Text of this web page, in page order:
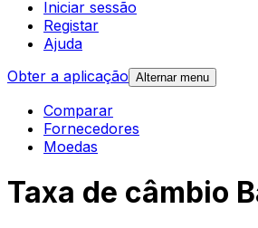
Iniciar sessão
Registar
Ajuda
Obter a aplicação Alternar menu
Comparar
Fornecedores
Moedas
Taxa de câmbio